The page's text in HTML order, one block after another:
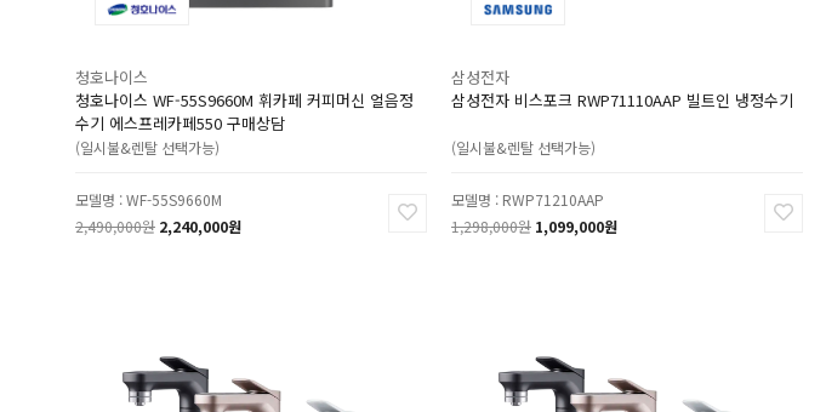
청호나이스
청호나이스 WF-55S9660M 휘카페 커피머신 얼음정
수기 에스프레카페550 구매상담
(일시불&렌탈 선택가능)
모델명 : WF-55S9660M
2,490,000원 2,240,000원
삼성전자
삼성전자 비스포크 RWP71110AAP 빌트인 냉정수기
(일시불&렌탈 선택가능)
모델명 : RWP71210AAP
1,298,000원 1,099,000원